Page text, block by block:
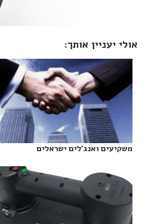
אולי יעניין אותך:
משקיעים ואנג'לים ישראלים‎